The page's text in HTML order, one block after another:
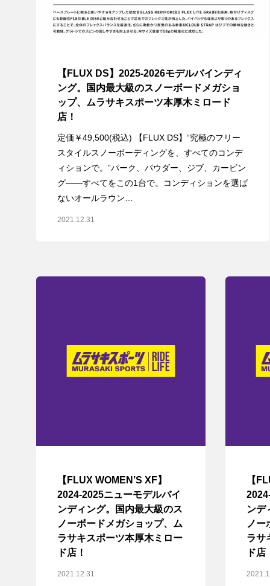
【FLUX DS】2025-2026モデルバインディ
ング。国内最大級のスノーボードメガショ
ップ、ムラサキスポーツ本厚木ミロード
店！
定価￥49,500(税込) 【FLUX DS】“究極のフリー
スタイルスノーボーディングを、すべてのコンデ
ィションで。”パーク、パウダー、ジブ、カービン
グ——すべてをこの1台で。コンディションを選ば
ないオールラウン…
2021.12.31
【FLUX WOMEN’S XF】
2024-2025ニューモデルバイ
ンディング。国内最大級のス
ノーボードメガショップ、ム
ラサキスポーツ本厚木ミロー
ド店！
2021.12.31
【
ンデ
ノー
ラサ
ド店